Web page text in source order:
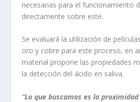
necesarias para el funcionamiento
directamente sobre este.
Se evaluará la utilización de
oro y cobre para este proceso, en
material propone las propiedades
la detección del ácido en saliva.
“Lo que buscamos es la